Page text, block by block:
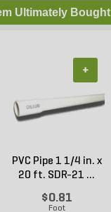
Ultimately Bought
PVC Pipe 1 1/4 in. x
20 ft. SDR-21 ...
$0.81
Foot
+